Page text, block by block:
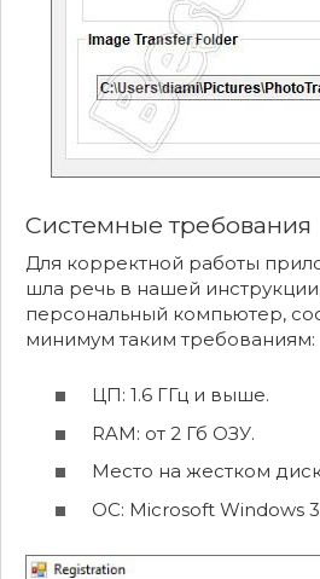
Системные требования
Для корректной работы
шла речь в нашей
персональный компьютер,
минимум таким требованиям:
ЦП: 1.6 ГГц и выше.
RAM: от 2 Гб ОЗУ.
Место на жестком
ОС: Microsoft Windows